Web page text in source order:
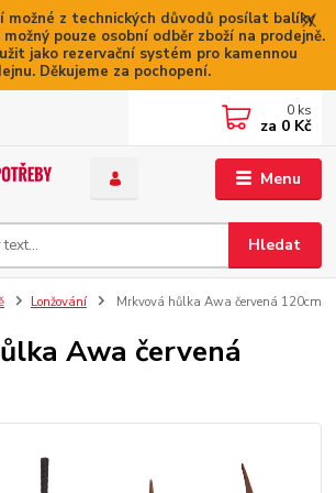
možné z technických důvodů posílat balíky
pouze osobní odběr zboží na prodejně.
jako rezervační systém pro kamennou
Děkujeme za pochopení.
Menu
Hledat
0 ks
za 0 Kč
Lonžování Mrkvová hůlka Awa červená 120cm
Awa červená